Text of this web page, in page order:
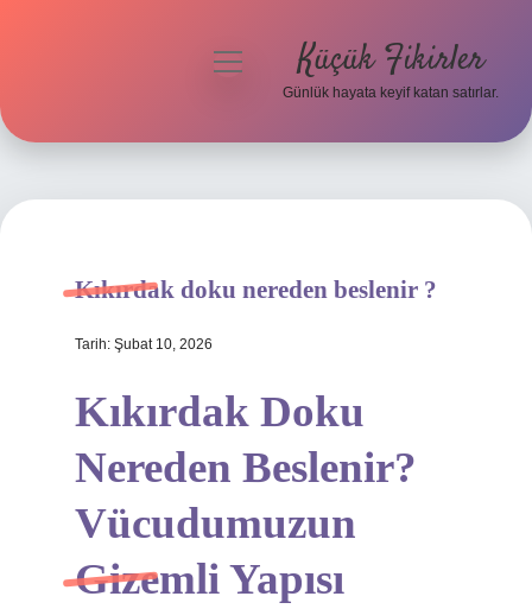
Hakkımızda
menüyü
Küçük Fikirler
Günlük hayata keyif katan satırlar.
Kıkırdak doku nereden beslenir ?
Tarih: Şubat 10, 2026
Kıkırdak Doku
Nereden Beslenir?
Vücudumuzun
Gizemli Yapısı